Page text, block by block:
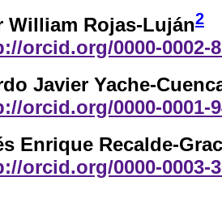
William Rojas-Luján2
orcid.org/0000-0002-
Javier Yache-
orcid.org/0000-0001-
Enrique Recalde-
orcid.org/0000-0003-